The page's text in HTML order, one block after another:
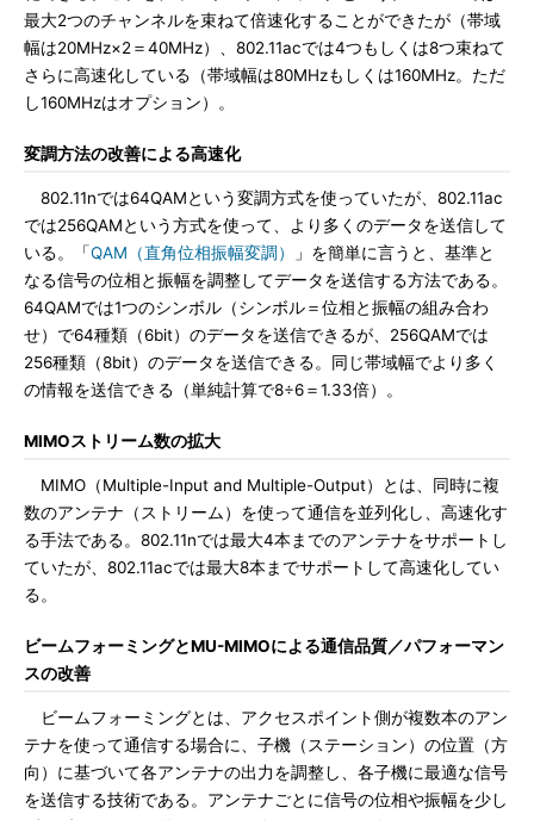
最大2つのチャンネルを束ねて倍速化することができたが（帯域
幅は20MHz×2＝40MHz）、802.11acでは4つもしくは8つ束ねて
さらに高速化している（帯域幅は80MHzもしくは160MHz。ただ
し160MHzはオプション）。
変調方法の改善による高速化
802.11nでは64QAMという変調方式を使っていたが、802.11ac
では256QAMという方式を使って、より多くのデータを送信して
いる。「QAM（直角位相振幅変調）
」を簡単に言うと、基準と
なる信号の位相と振幅を調整してデータを送信する方法である。
64QAMでは1つのシンボル（シンボル＝位相と振幅の組み合わ
せ）で64種類（6bit）のデータを送信できるが、256QAMでは
256種類（8bit）のデータを送信できる。同じ帯域幅でより多く
の情報を送信できる（単純計算で8÷6＝1.33倍）。
MIMOストリーム数の拡大
MIMO（Multiple-Input and Multiple-Output）とは、同時に複
数のアンテナ（ストリーム）を使って通信を並列化し、高速化す
る手法である。802.11nでは最大4本までのアンテナをサポートし
ていたが、802.11acでは最大8本までサポートして高速化してい
る。
ビームフォーミングとMU-MIMOによる通信品質／パフォーマン
スの改善
ビームフォーミングとは、アクセスポイント側が複数本のアン
テナを使って通信する場合に、子機（ステーション）の位置（方
向）に基づいて各アンテナの出力を調整し、各子機に最適な信号
を送信する技術である。アンテナごとに信号の位相や振幅を少し